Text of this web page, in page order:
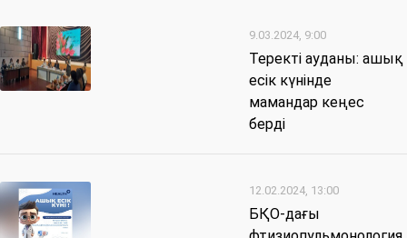
9.03.2024, 9:00
Теректі ауданы: ашық
есік күнінде
мамандар кеңес
берді
12.02.2024, 13:00
БҚО-дағы